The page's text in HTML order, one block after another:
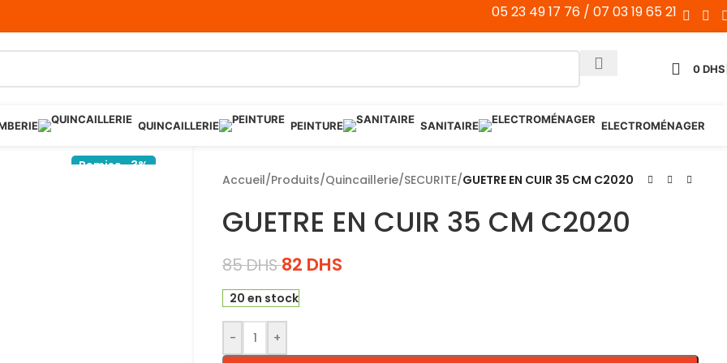
05 23 49 17 76 / 07 03 19 65 21
0DHS
QUINCAILLERIE PEINTURE SANITAIRE ELECTROMÉNAGER
Remise -3%
Accueil/Produits/Quincaillerie/SECURITE/GUETRE EN CUIR 35 CM C2020
GUETRE EN CUIR 35 CM C2020
85DHS 82 DHS
20 en stock
- +